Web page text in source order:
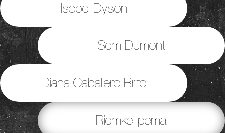
Isobel Dyson
Sem Dumont
Diana Caballero Brito
Riemke Ipema